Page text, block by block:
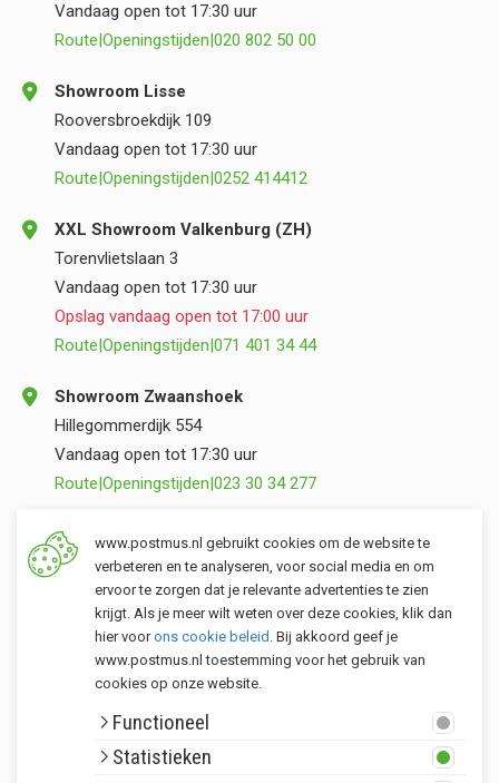
Klantenservice
Postmus merken
Vandaag open tot 17:30 uur
Route|Openingstijden|020 802 50 00
Showroom Lisse
Rooversbroekdijk 109
Vandaag open tot 17:30 uur
Route|Openingstijden|0252 414412
XXL Showroom Valkenburg (ZH)
Torenvlietslaan 3
Vandaag open tot 17:30 uur
Opslag vandaag open tot 17:00 uur
Route|Openingstijden|071 401 34 44
Showroom Zwaanshoek
Hillegommerdijk 554
Vandaag open tot 17:30 uur
Route|Openingstijden|023 30 34 277
Opslag Valkenburg (ZH)
Torenvlietslaan 3
Vandaag open tot 17:00 uur
Route|Openingstijden |071 401 34 44
www.postmus.nl gebruikt cookies om de website te
verbeteren en te analyseren, voor social media en om
ervoor te zorgen dat je relevante advertenties te zien
krijgt. Als je meer wilt weten over deze cookies, klik dan
hier voorons cookie beleid . Bij akkoord geef je
www.postmus.nl toestemming voor het gebruik van
cookies op onze website.
Functioneel
Statistieken